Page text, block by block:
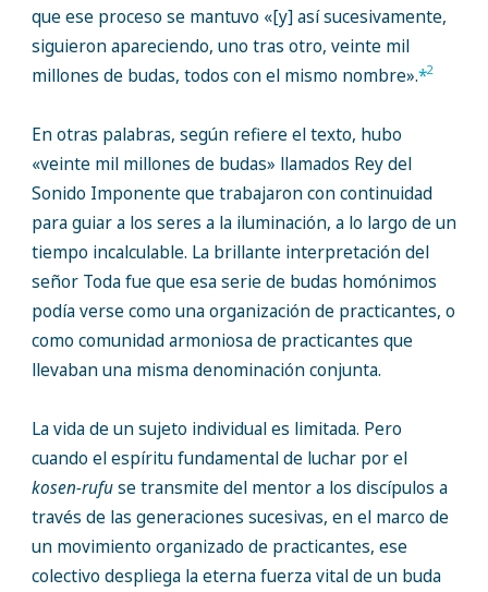
que ese proceso se mantuvo «[y] así sucesivamente,
siguieron apareciendo, uno tras otro, veinte mil
millones de budas, todos con el mismo nombre».*2
En otras palabras, según refiere el texto, hubo
«veinte mil millones de budas» llamados Rey del
Sonido Imponente que trabajaron con continuidad
para guiar a los seres a la iluminación, a lo largo de un
tiempo incalculable. La brillante interpretación del
señor Toda fue que esa serie de budas homónimos
podía verse como una organización de practicantes, o
como comunidad armoniosa de practicantes que
llevaban una misma denominación conjunta.
La vida de un sujeto individual es limitada. Pero
cuando el espíritu fundamental de luchar por el
kosen-rufuse transmite del mentor a los discípulos a
través de las generaciones sucesivas, en el marco de
un movimiento organizado de practicantes, ese
colectivo despliega la eterna fuerza vital de un buda